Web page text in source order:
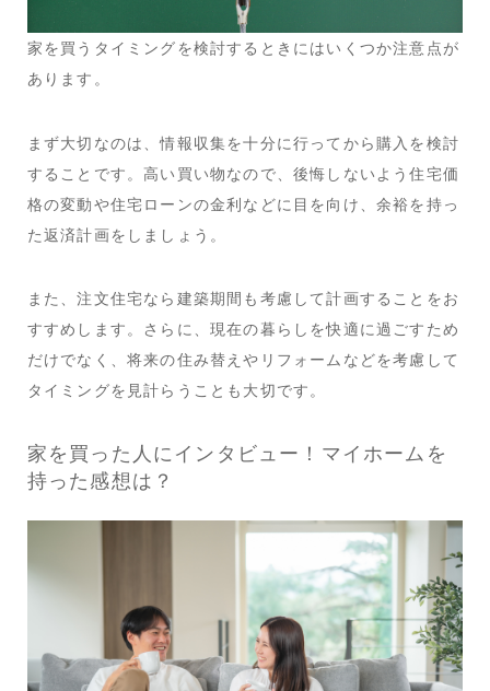
家を買うタイミングを検討するときにはいくつか注意点が
あります。
まず大切なのは、情報収集を十分に行ってから購入を検討
することです。高い買い物なので、後悔しないよう住宅価
格の変動や住宅ローンの金利などに目を向け、余裕を持っ
た返済計画をしましょう。
また、注文住宅なら建築期間も考慮して計画することをお
すすめします。さらに、現在の暮らしを快適に過ごすため
だけでなく、将来の住み替えやリフォームなどを考慮して
タイミングを見計らうことも大切です。
家を買った人にインタビュー！マイホームを
持った感想は？